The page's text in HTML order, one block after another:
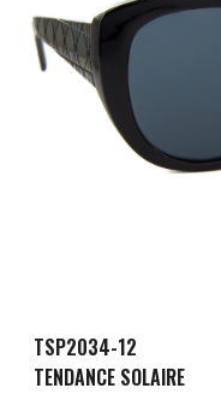
TSP2034-12
TENDANCE SOLAIRE